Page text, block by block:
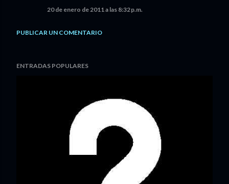
20 de enero de 2011 a las 8:32 p.m.
PUBLICAR UN COMENTARIO
ENTRADAS POPULARES